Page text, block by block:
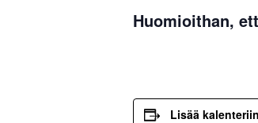
Huomioithan,
Lisää kalenteriin